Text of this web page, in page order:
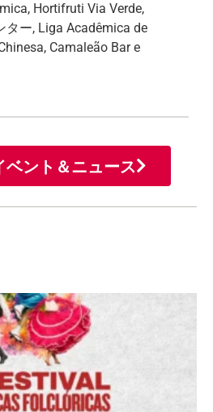
Hortifruti Via Verde,
ター, Liga Acadêmica de
Camaleão Bar e
ベント＆ニュース